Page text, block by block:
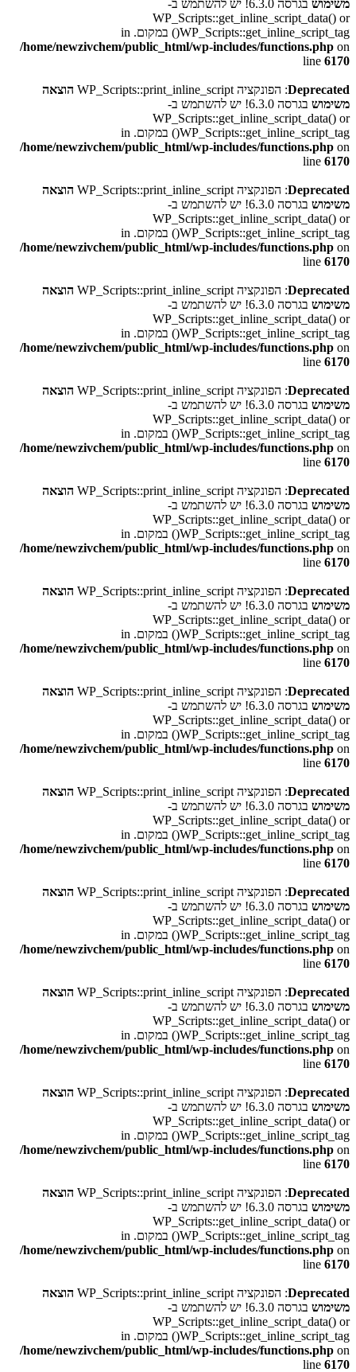
משימוש
בגרסה 6.3.0! יש להשתמש ב-
WP_Scripts::get_inline_script_data() or
WP_Scripts::get_inline_script_tag() במקום. in
/home/newzivchem/public_html/wp-includes/functions.php on
line 6170
Deprecated: הפונקציה WP_Scripts::print_inline_script
הוצאה
משימוש
בגרסה 6.3.0! יש להשתמש ב-
WP_Scripts::get_inline_script_data() or
WP_Scripts::get_inline_script_tag() במקום. in
/home/newzivchem/public_html/wp-includes/functions.php on
line 6170
Deprecated: הפונקציה WP_Scripts::print_inline_script
הוצאה
משימוש
בגרסה 6.3.0! יש להשתמש ב-
WP_Scripts::get_inline_script_data() or
WP_Scripts::get_inline_script_tag() במקום. in
/home/newzivchem/public_html/wp-includes/functions.php on
line 6170
Deprecated: הפונקציה WP_Scripts::print_inline_script
הוצאה
משימוש
בגרסה 6.3.0! יש להשתמש ב-
WP_Scripts::get_inline_script_data() or
WP_Scripts::get_inline_script_tag() במקום. in
/home/newzivchem/public_html/wp-includes/functions.php on
line 6170
Deprecated: הפונקציה WP_Scripts::print_inline_script
הוצאה
משימוש
בגרסה 6.3.0! יש להשתמש ב-
WP_Scripts::get_inline_script_data() or
WP_Scripts::get_inline_script_tag() במקום. in
/home/newzivchem/public_html/wp-includes/functions.php on
line 6170
Deprecated: הפונקציה WP_Scripts::print_inline_script
הוצאה
משימוש
בגרסה 6.3.0! יש להשתמש ב-
WP_Scripts::get_inline_script_data() or
WP_Scripts::get_inline_script_tag() במקום. in
/home/newzivchem/public_html/wp-includes/functions.php on
line 6170
Deprecated: הפונקציה WP_Scripts::print_inline_script
הוצאה
משימוש
בגרסה 6.3.0! יש להשתמש ב-
WP_Scripts::get_inline_script_data() or
WP_Scripts::get_inline_script_tag() במקום. in
/home/newzivchem/public_html/wp-includes/functions.php on
line 6170
Deprecated: הפונקציה WP_Scripts::print_inline_script
הוצאה
משימוש
בגרסה 6.3.0! יש להשתמש ב-
WP_Scripts::get_inline_script_data() or
WP_Scripts::get_inline_script_tag() במקום. in
/home/newzivchem/public_html/wp-includes/functions.php on
line 6170
Deprecated: הפונקציה WP_Scripts::print_inline_script
הוצאה
משימוש
בגרסה 6.3.0! יש להשתמש ב-
WP_Scripts::get_inline_script_data() or
WP_Scripts::get_inline_script_tag() במקום. in
/home/newzivchem/public_html/wp-includes/functions.php on
line 6170
Deprecated: הפונקציה WP_Scripts::print_inline_script
הוצאה
משימוש
בגרסה 6.3.0! יש להשתמש ב-
WP_Scripts::get_inline_script_data() or
WP_Scripts::get_inline_script_tag() במקום. in
/home/newzivchem/public_html/wp-includes/functions.php on
line 6170
Deprecated: הפונקציה WP_Scripts::print_inline_script
הוצאה
משימוש
בגרסה 6.3.0! יש להשתמש ב-
WP_Scripts::get_inline_script_data() or
WP_Scripts::get_inline_script_tag() במקום. in
/home/newzivchem/public_html/wp-includes/functions.php on
line 6170
Deprecated: הפונקציה WP_Scripts::print_inline_script
הוצאה
משימוש
בגרסה 6.3.0! יש להשתמש ב-
WP_Scripts::get_inline_script_data() or
WP_Scripts::get_inline_script_tag() במקום. in
/home/newzivchem/public_html/wp-includes/functions.php on
line 6170
Deprecated: הפונקציה WP_Scripts::print_inline_script
הוצאה
משימוש
בגרסה 6.3.0! יש להשתמש ב-
WP_Scripts::get_inline_script_data() or
WP_Scripts::get_inline_script_tag() במקום. in
/home/newzivchem/public_html/wp-includes/functions.php on
line 6170
Deprecated: הפונקציה WP_Scripts::print_inline_script
הוצאה
משימוש
בגרסה 6.3.0! יש להשתמש ב-
WP_Scripts::get_inline_script_data() or
WP_Scripts::get_inline_script_tag() במקום. in
/home/newzivchem/public_html/wp-includes/functions.php on
line 6170